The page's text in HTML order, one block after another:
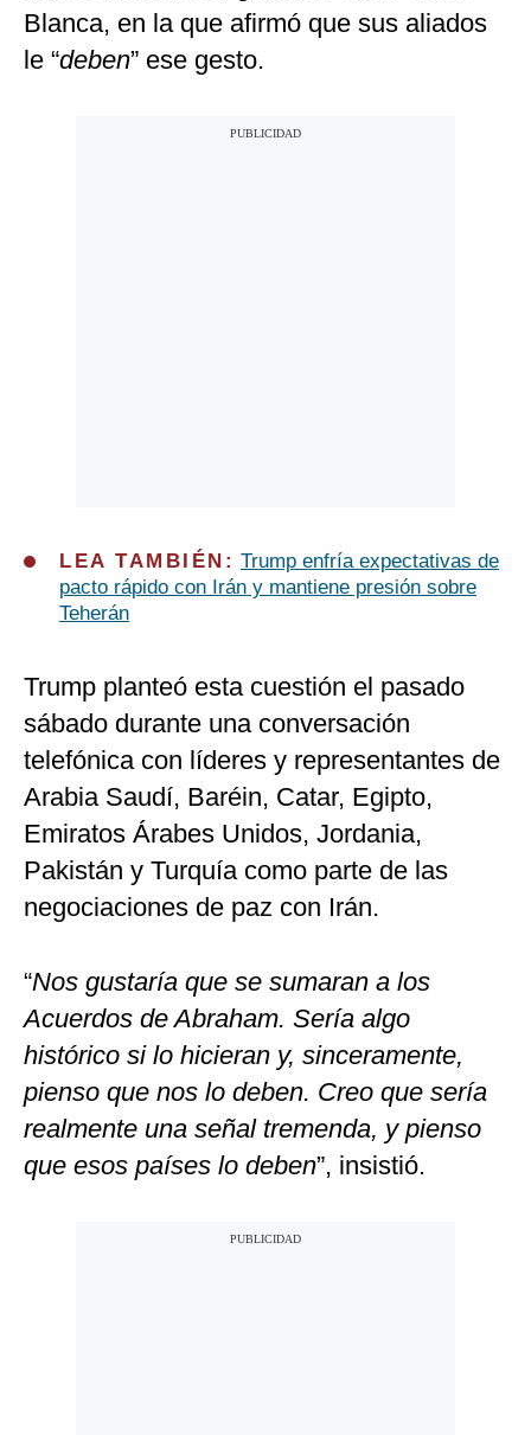
Blanca, en la que afirmó que sus aliados
le “deben” ese gesto.
LEA TAMBIÉN: Trump enfría expectativas de
pacto rápido con Irán y mantiene presión sobre
Teherán
Trump planteó esta cuestión el pasado
sábado durante una conversación
telefónica con líderes y representantes de
Arabia Saudí, Baréin, Catar, Egipto,
Emiratos Árabes Unidos, Jordania,
Pakistán y Turquía como parte de las
negociaciones de paz con Irán.
“Nos gustaría que se sumaran a los
Acuerdos de Abraham. Sería algo
histórico si lo hicieran y, sinceramente,
pienso que nos lo deben. Creo que sería
realmente una señal tremenda, y pienso
que esos países lo deben”, insistió.